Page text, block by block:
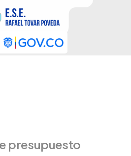
presupuesto